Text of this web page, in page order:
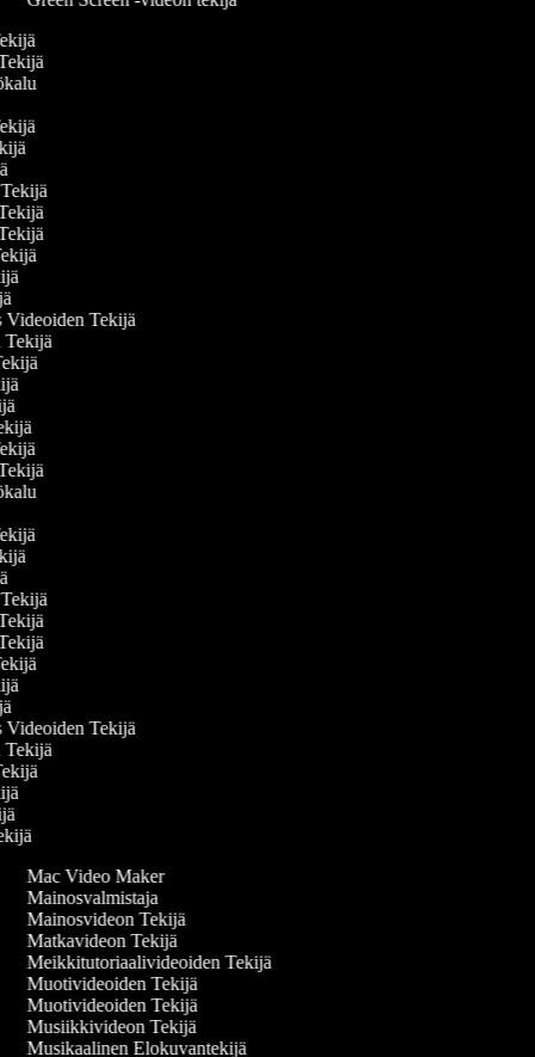
Videoiden Tekijä
Tekijä
Videoiden Tekijä
Tekijä
Mac Video Maker
Mainosvalmistaja
Mainosvideon Tekijä
Matkavideon Tekijä
Meikkitutoriaalivideoiden Tekijä
Muotivideoiden Tekijä
Muotivideoiden Tekijä
Musiikkivideon Tekijä
Musikaalinen Elokuvantekijä